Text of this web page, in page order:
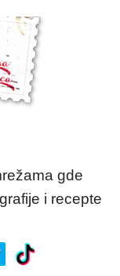
gde
i recepte